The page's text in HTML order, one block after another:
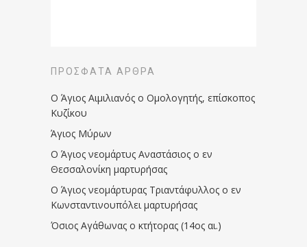
ΠΡΌΣΦΑΤΑ ΆΡΘΡΑ
Ο Άγιος Αιμιλιανός ο Ομολογητής, επίσκοπος
Κυζίκου
Άγιος Μύρων
Ο Άγιος νεομάρτυς Αναστάσιος ο εν
Θεσσαλονίκη μαρτυρήσας
Ο Άγιος νεομάρτυρας Τριαντάφυλλος ο εν
Κωνσταντινουπόλει μαρτυρήσας
Όσιος Αγάθωνας ο κτήτορας (14ος αι.)